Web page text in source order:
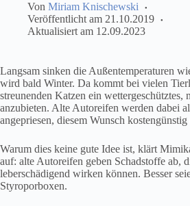
Von Miriam Knischewski
Veröffentlicht am 21.10.2019
Aktualisiert am 12.09.2023
Langsam sinken die Außentemperaturen
wird bald Winter. Da kommt bei vielen
streunenden Katzen ein wettergeschütztes,
anzubieten. Alte Autoreifen werden dabei
angepriesen, diesem Wunsch kostengünstig
Warum dies keine gute Idee ist, klärt
auf: alte Autoreifen geben Schadstoffe ab,
leberschädigend wirken können. Besser
Styroporboxen.